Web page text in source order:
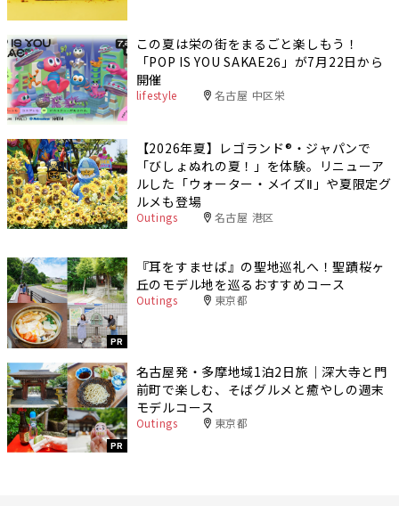
この夏は栄の街をまるごと楽しもう！
「POP IS YOU SAKAE26」が7月22日から
開催
lifestyle 名古屋 中区栄
【2026年夏】レゴランド®・ジャパンで
「びしょぬれの夏！」を体験。リニューア
ルした「ウォーター・メイズⅡ」や夏限定グ
ルメも登場
Outings 名古屋 港区
PR
『耳をすませば』の聖地巡礼へ！聖蹟桜ヶ
丘のモデル地を巡るおすすめコース
Outings 東京都
PR
名古屋発・多摩地域1泊2日旅｜深大寺と門
前町で楽しむ、そばグルメと癒やしの週末
モデルコース
Outings 東京都